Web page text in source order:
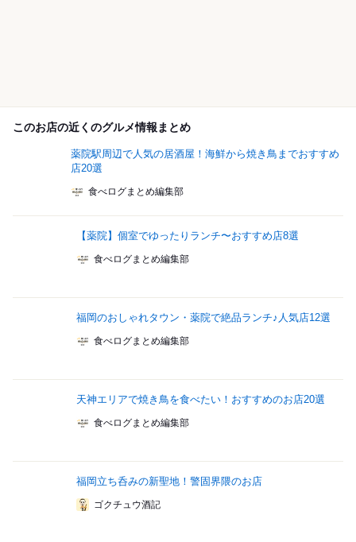
このお店の近くのグルメ情報まとめ
薬院駅周辺で人気の居酒屋！海鮮から焼き鳥までおすすめ
店20選
食べログまとめ編集部
【薬院】個室でゆったりランチ〜おすすめ店8選
食べログまとめ編集部
福岡のおしゃれタウン・薬院で絶品ランチ♪人気店12選
食べログまとめ編集部
天神エリアで焼き鳥を食べたい！おすすめのお店20選
食べログまとめ編集部
福岡立ち呑みの新聖地！警固界隈のお店
ゴクチュウ酒記